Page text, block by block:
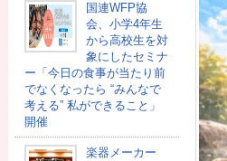
国連WFP協
会、小学4年生
から高校生を対
象にしたセミナ
ー「今日の食事が当たり前
でなくなったら “みんなで
考える” 私ができること」
開催
楽器メーカー